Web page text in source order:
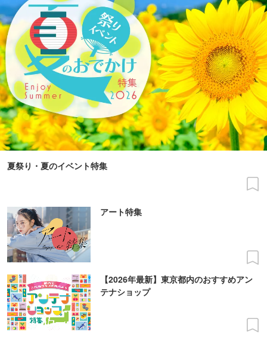
夏祭り・夏のイベント特集
アート特集
【2026年最新】東京都内のおすすめアン
テナショップ